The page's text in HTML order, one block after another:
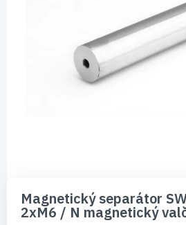
začiatok
galérie
Magnetický separátor
2xM6 / N magnetický